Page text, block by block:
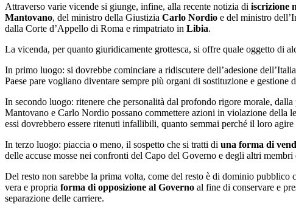
Attraverso varie vicende si giunge, infine, alla recente notizia di iscrizione
Mantovano, del ministro della Giustizia Carlo Nordio e del ministro
dalla Corte d’Appello di Roma e rimpatriato in Libia.
La vicenda, per quanto giuridicamente grottesca, si offre quale oggetto di
In primo luogo: si dovrebbe cominciare a ridiscutere dell’adesione
Paese pare vogliano diventare sempre più organi di sostituzione e gestione
In secondo luogo: ritenere che personalità dal profondo rigore morale,
Mantovano e Carlo Nordio possano commettere azioni in violazione della
essi dovrebbero essere ritenuti infallibili, quanto semmai perché il loro agire
In terzo luogo: piaccia o meno, il sospetto che si tratti di una forma di
delle accuse mosse nei confronti del Capo del Governo e degli altri
Del resto non sarebbe la prima volta, come del resto è di dominio pubblico
vera e propria forma di opposizione al Governo al fine di conservare e
separazione delle carriere.